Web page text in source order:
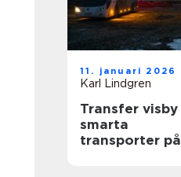
11. januari 2026
Karl Lindgren
Transfer visby
smarta
transporter på